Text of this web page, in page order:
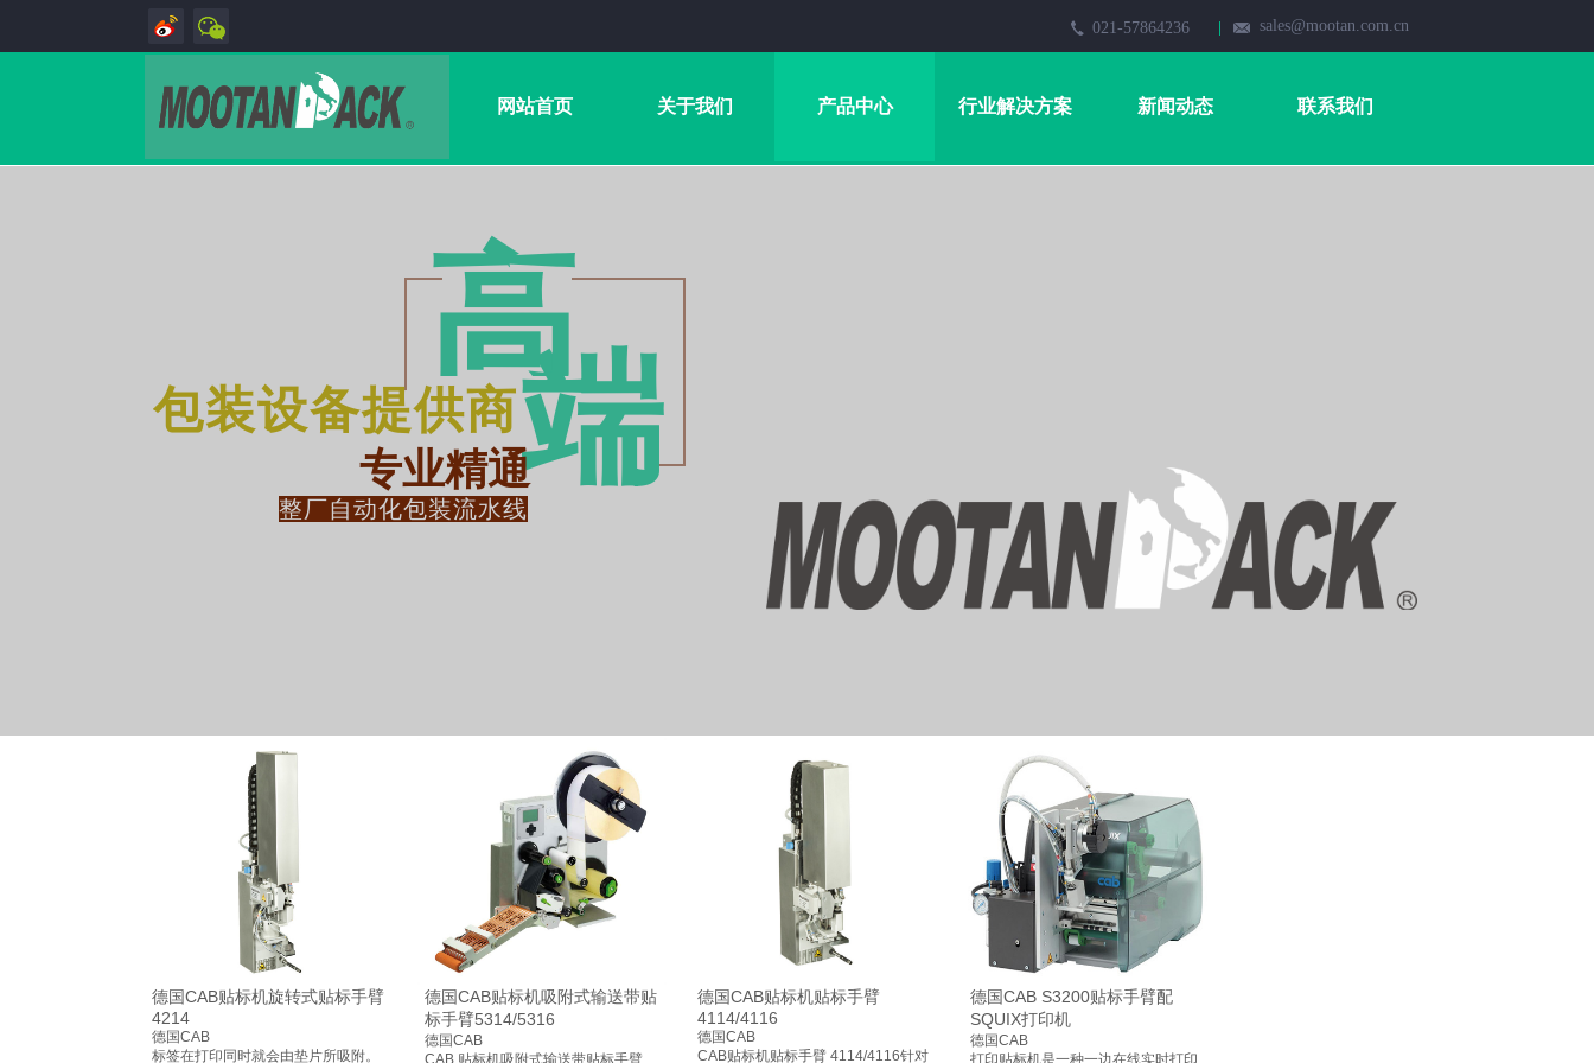
021-57864236 sales@mootan.com.cn
网站首页 关于我们 产品中心 行业解决方案 新闻动态 联系我们
专业精通
高
包装设备提供商端
整厂自动化包装流水线
德国CAB贴标机旋转式贴标手臂
4214
德国CAB
标签在打印同时就会由垫片所吸附。
德国CAB贴标机吸附式输送带贴
标手臂5314/5316
德国CAB
CAB 贴标机吸附式输送带贴标手臂
德国CAB贴标机贴标手臂
4114/4116
德国CAB
CAB贴标机贴标手臂 4114/4116针对
德国CAB S3200贴标手臂配
SQUIX打印机
德国CAB
打印贴标机是一种一边在线实时打印